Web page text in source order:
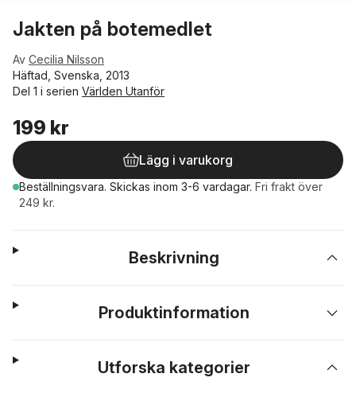
Jakten på botemedlet
Av Cecilia Nilsson
Häftad, Svenska, 2013
Del 1 i serien Världen Utanför
199 kr
Lägg i varukorg
Beställningsvara. Skickas inom 3-6 vardagar. Fri frakt över
249 kr.
Beskrivning
Produktinformation
Utforska kategorier